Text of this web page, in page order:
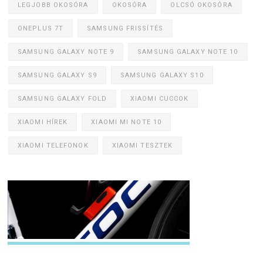
LEGJOBB OKOSÓRA OKOSÓRA OLCSÓ OKOSÓRA
ONEPLUS 7T SAMSUNG FRISSÍTÉS
SAMSUNG GALAXY NOTE 9 SAMSUNG GALAXY NOTE 10
SAMSUNG GALAXY S9 SAMSUNG GALAXY S10
SAMSUNG GALAXY FOLD XIAOMI CUCCOK
XIAOMI HÍREK XIAOMI MI NOTE 10
XIAOMI TELEFONOK XIAOMI TESZTEK